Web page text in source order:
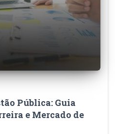
Pública: Guia
e Mercado de